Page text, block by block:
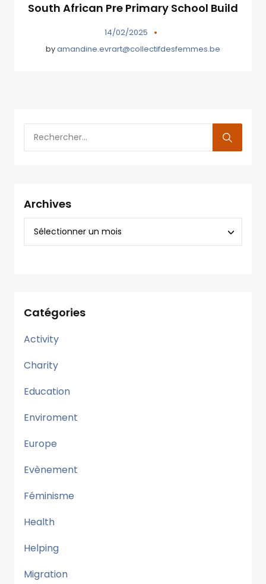
South African Pre Primary School Build
14/02/2025
byamandine.evrart@collectifdesfemmes.be
Archives
Catégories
Activity
Charity
Education
Enviroment
Europe
Evènement
Féminisme
Health
Helping
Migration